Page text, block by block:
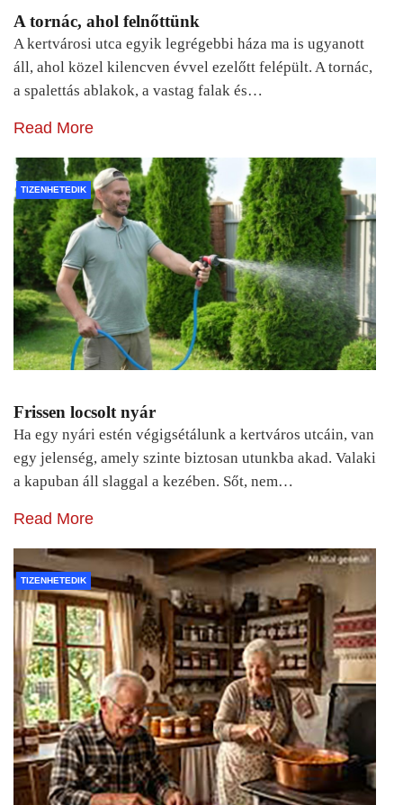
A tornác, ahol felnőttünk
A kertvárosi utca egyik legrégebbi háza ma is ugyanott
áll, ahol közel kilencven évvel ezelőtt felépült. A tornác,
a spalettás ablakok, a vastag falak és…
Read More
TIZENHETEDIK
Frissen locsolt nyár
Ha egy nyári estén végigsétálunk a kertváros utcáin, van
egy jelenség, amely szinte biztosan utunkba akad. Valaki
a kapuban áll slaggal a kezében. Sőt, nem…
Read More
TIZENHETEDIK